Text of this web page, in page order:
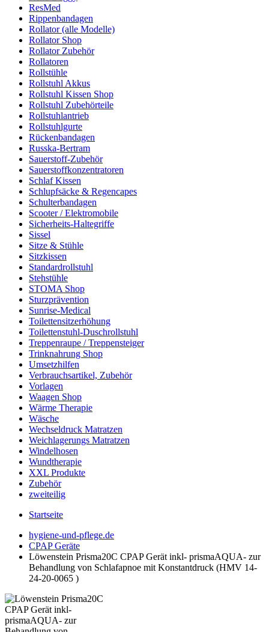
ResMed
Rippenbandagen
Rollator (alle Modelle)
Rollator Shop
Rollator Zubehör
Rollatoren
Rollstühle
Rollstuhl Akkus
Rollstuhl Kissen Shop
Rollstuhl Zubehörteile
Rollstuhlantrieb
Rollstuhlgurte
Rückenbandagen
Russka-Bertram
Sauerstoff-Zubehör
Sauerstoffkonzentratoren
Schlaf Kissen
Schlupfsäcke & Regencapes
Schulterbandagen
Scooter / Elektromobile
Sicherheits-Haltegriffe
Sissel
Sitze & Stühle
Sitzkissen
Standardrollstuhl
Stehstühle
STOMA Shop
Sturzprävention
Sunrise-Medical
Toilettensitzerhöhung
Toilettenstuhl-Duschrollstuhl
Treppenraupe / Treppensteiger
Trinknahrung Shop
Umsetzhilfen
Verbrauchsartikel, Zubehör
Vorlagen
Waagen Shop
Wärme Therapie
Wäsche
Wechseldruck Matratzen
Weichlagerungs Matratzen
Windelhosen
Wundtherapie
XXL Produkte
Zubehör
zweiteilig
Startseite
hygiene-und-pflege.de
CPAP Geräte
Löwenstein Prisma20C CPAP Gerät inkl- prismaAQUA- zur
Behandlung von Schlafapnoe mit Konstantdruck (HMV 14-
24-20-0065 )